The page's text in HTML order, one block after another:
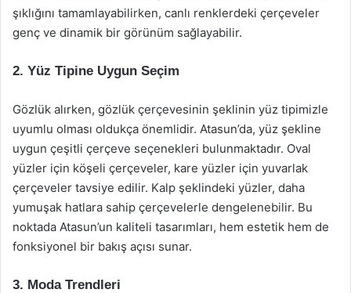
şıklığını tamamlayabilirken, canlı renklerdeki çerçeveler
genç ve dinamik bir görünüm sağlayabilir.
2. Yüz Tipine Uygun Seçim
Gözlük alırken, gözlük çerçevesinin şeklinin yüz tipimizle
uyumlu olması oldukça önemlidir. Atasun’da, yüz şekline
uygun çeşitli çerçeve seçenekleri bulunmaktadır. Oval
yüzler için köşeli çerçeveler, kare yüzler için yuvarlak
çerçeveler tavsiye edilir. Kalp şeklindeki yüzler, daha
yumuşak hatlara sahip çerçevelerle dengelenebilir. Bu
noktada Atasun’un kaliteli tasarımları, hem estetik hem de
fonksiyonel bir bakış açısı sunar.
3. Moda Trendleri